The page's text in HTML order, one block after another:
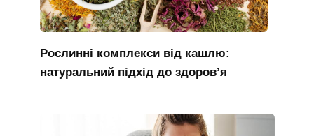
Рослинні комплекси від кашлю:
натуральний підхід до здоров’я